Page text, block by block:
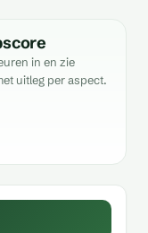
in en zie
uitleg per aspect.